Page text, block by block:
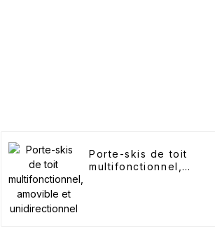
Porte-skis de toit
multifonctionnel,